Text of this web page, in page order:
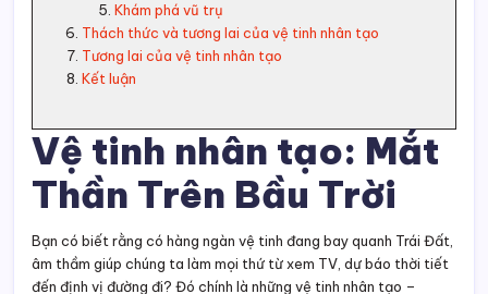
Khám phá vũ trụ
Thách thức và tương lai của vệ tinh nhân tạo
Tương lai của vệ tinh nhân tạo
Kết luận
Vệ tinh nhân tạo: Mắt
Thần Trên Bầu Trời
Bạn có biết rằng có hàng ngàn vệ tinh đang bay quanh Trái Đất,
âm thầm giúp chúng ta làm mọi thứ từ xem TV, dự báo thời tiết
đến định vị đường đi? Đó chính là những vệ tinh nhân tạo –